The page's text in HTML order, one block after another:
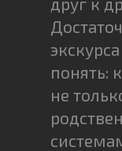
понять:
не